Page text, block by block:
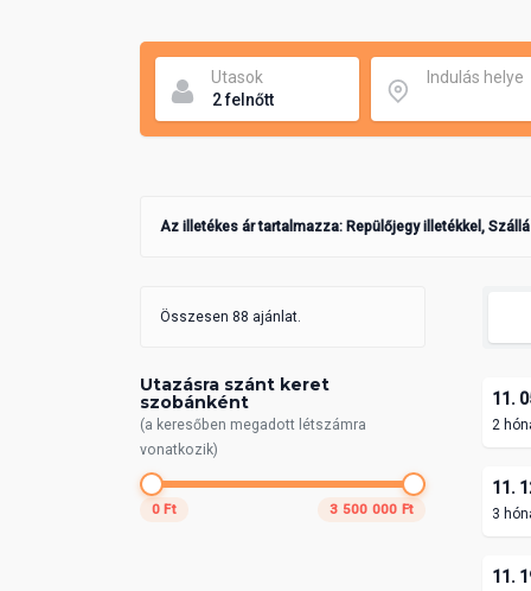
Utasok Indulás helye
Az illetékes ár tartalmazza: Repülőjegy illetékkel,
Összesen 88 ajánlat.
Utazásra szánt keret
szobánként
(a keresőben megadott létszámra
vonatkozik)
0 Ft 3 500 000 Ft
11.
2
11.
3
11.